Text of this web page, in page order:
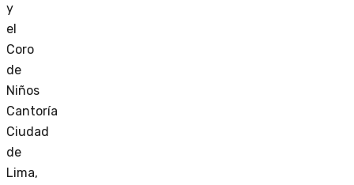
y
el
Coro
de
Niños
Cantoría
Ciudad
de
Lima,